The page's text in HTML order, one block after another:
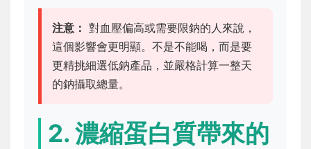
注意： 對血壓偏高或需要限鈉的人來說，
這個影響會更明顯。不是不能喝，而是要
更精挑細選低鈉產品，並嚴格計算一整天
的鈉攝取總量。
2. 濃縮蛋白質帶來的